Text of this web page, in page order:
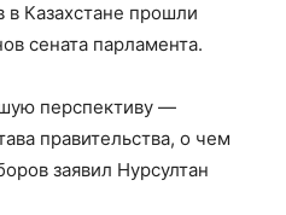
в Казахстане прошли
сената парламента.
перспективу —
правительства, о чем
заявил Нурсултан